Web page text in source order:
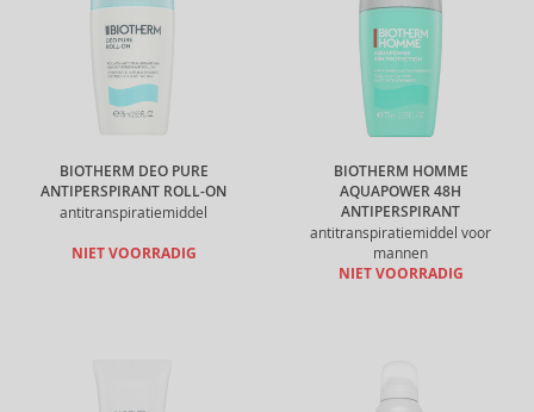
BIOTHERM DEO PURE
ANTIPERSPIRANT ROLL-ON
antitranspiratiemiddel
NIET VOORRADIG
BIOTHERM HOMME
AQUAPOWER 48H
ANTIPERSPIRANT
antitranspiratiemiddel voor
mannen
NIET VOORRADIG